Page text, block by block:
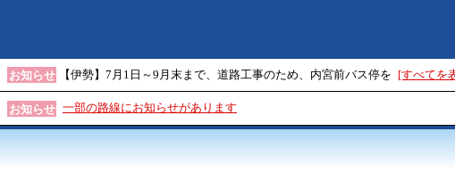
お知らせ 【伊勢】7月1日～9月末まで、道路工事のため、内宮前バス停を [すべてを
お知らせ 一部の路線にお知らせがあります